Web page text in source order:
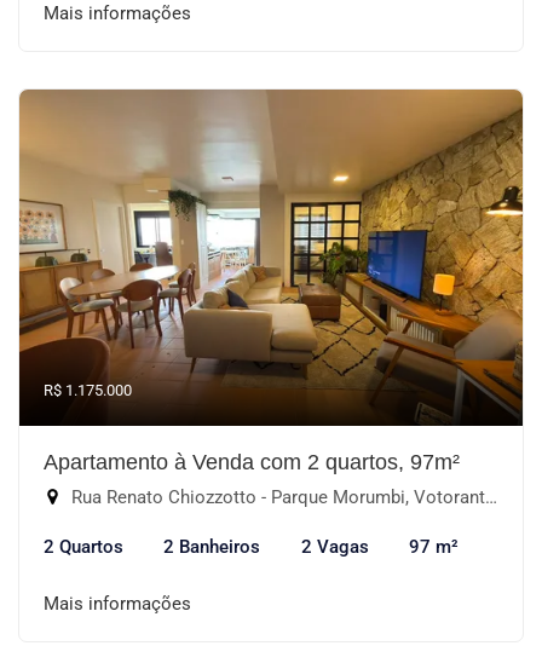
Mais informações
R$ 1.175.000
Apartamento à Venda com 2 quartos, 97m²
Rua Renato Chiozzotto - Parque Morumbi, Votorantim-SP
2 Quartos 2 Banheiros 2 Vagas 97 m²
Mais informações